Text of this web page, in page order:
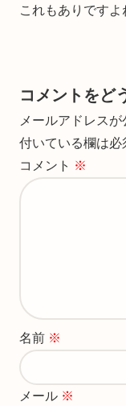
これもありですよ
コメントをど
メールアドレスが
付いている欄は必
コメント ※
名前 ※
メール ※